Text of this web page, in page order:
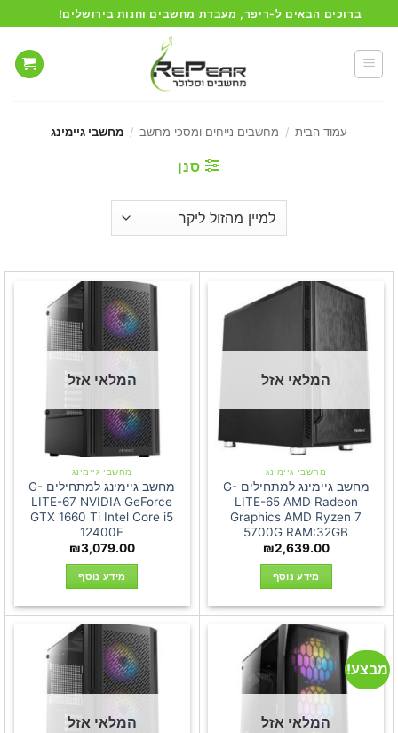
to
content
ברוכים הבאים ל-ריפר, מעבדת מחשבים וחנות בירושלים!
עמוד הבית / מחשבים נייחים ומסכי מחשב / מחשבי גיימינג
סנן
המלאי אזל
מחשבי גיימינג
מחשב גיימינג למתחילים G-
LITE-65 AMD Radeon
Graphics AMD Ryzen 7
5700G RAM:32GB
₪2,639.00
מידע נוסף
המלאי אזל
מחשבי גיימינג
מחשב גיימינג למתחילים G-
LITE-67 NVIDIA GeForce
GTX 1660 Ti Intel Core i5
12400F
₪3,079.00
מידע נוסף
מבצע!
המלאי אזל המלאי אזל